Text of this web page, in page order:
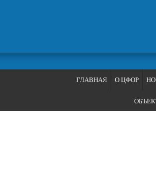
ГЛАВНАЯ О ЦФОР